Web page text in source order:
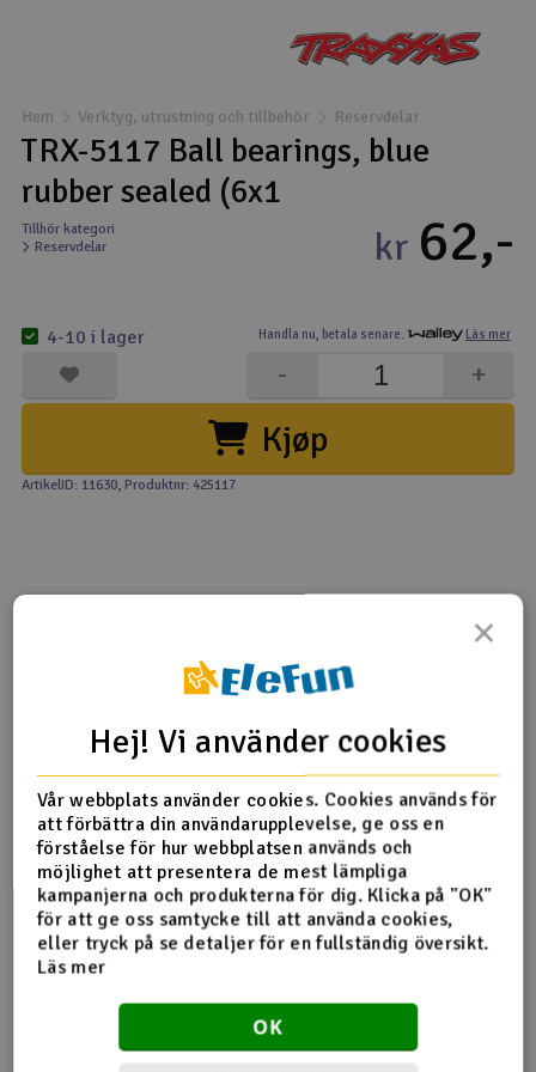
Drönare
Drönare för FPV
Flygplan
Kamerautrustning
Modellbygg- och byggsatser
Modelljärnväg
Scooter & elfordon
Smarthem, lek och hobby
Solenergi
Verktyg, utrustning och tillbehör
Presentkort
Hem Verktyg, utrustning och tillbehör Reservdelar
TRX-5117 Ball bearings, blue
rubber sealed (6x1
Tillhör kategori
Reservdelar
Handla nu, betala senare. Läs mer
kr 62,-
Kjøp
+
-
4-10 i lager
ArtikelID: 11630, Produktnr: 425117
Produktinformation
TRX-5117 Ball bearings, blue rubber sealed (6x1
Fler detaljer
Produkten är
förknippad med
Reservedeler Traxxas
Del av PartFinder
Traxxas Slash 4x4 BL-2S RTR TQ
Traxxas Slash 4x4 BL-2S RTR TQ Red
×
Hej! Vi använder cookies
Vår webbplats använder cookies. Cookies används för
att förbättra din användarupplevelse, ge oss en
förståelse för hur webbplatsen används och
möjlighet att presentera de mest lämpliga
kampanjerna och produkterna för dig. Klicka på "OK"
för att ge oss samtycke till att använda cookies,
eller tryck på se detaljer för en fullständig översikt.
Läs mer
OK